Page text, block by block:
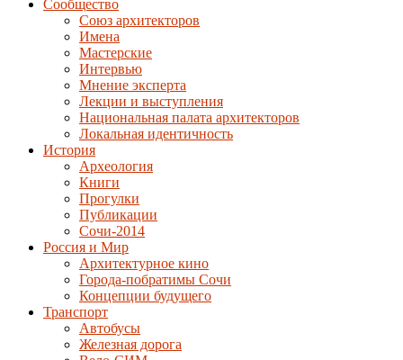
Сообщество
Союз архитекторов
Имена
Мастерские
Интервью
Мнение эксперта
Лекции и выступления
Национальная палата архитекторов
Локальная идентичность
История
Археология
Книги
Прогулки
Публикации
Сочи-2014
Россия и Мир
Архитектурное кино
Города-побратимы Сочи
Концепции будущего
Транспорт
Автобусы
Железная дорога